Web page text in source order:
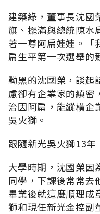
建築綠，董事長沈國
旗、擺滿與總統陳水
著一尊阿扁娃娃。「
扁生平第一次選舉的
黝黑的沈國榮，談起
慮卻有企業家的縝密
治因阿扁，能縱橫企
吳火獅。
跟隨新光吳火獅13年
大學時期，沈國榮因
同學，下課後常常去
畢業後就這麼順理成
獅和現任新光金控副